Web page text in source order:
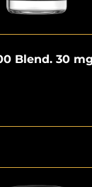
Blend. 30